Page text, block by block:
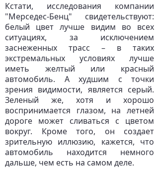
Кстати, исследования компании
"Мерседес-Бенц" свидетельствуют:
белый цвет лучше видим во всех
ситуациях, за исключением
заснеженных трасс – в таких
экстремальных условиях лучше
иметь желтый или красный
автомобиль. А худшим с точки
зрения видимости, является серый.
Зеленый же, хотя и хорошо
воспринимается глазом, на летней
дороге может сливаться с цветом
вокруг. Кроме того, он создает
зрительную иллюзию, кажется, что
автомобиль находится немного
дальше, чем есть на самом деле.